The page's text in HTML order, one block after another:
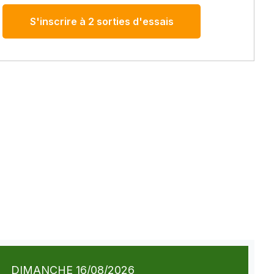
S'inscrire à 2 sorties d'essais
DIMANCHE 16/08/2026